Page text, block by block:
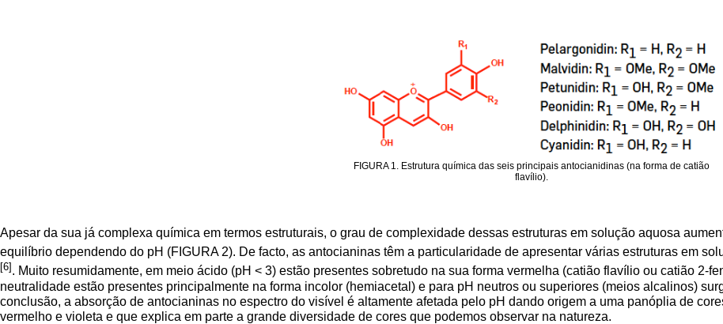
FIGURA 1. Estrutura química das seis principais antocianidinas (na forma de catião
flavílio).
Apesar da sua já complexa química em termos estruturais, o grau de complexidade dessas estruturas em solução aquosa
equilíbrio dependendo do pH (FIGURA 2). De facto, as antocianinas têm a particularidade de apresentar várias estruturas em
[6] . Muito resumidamente, em meio ácido (pH < 3) estão presentes sobretudo na sua forma vermelha (catião flavílio ou catião 2-
neutralidade estão presentes principalmente na forma incolor (hemiacetal) e para pH neutros ou superiores (meios alcalinos)
conclusão, a absorção de antocianinas no espectro do visível é altamente afetada pelo pH dando origem a uma panóplia de
vermelho e violeta e que explica em parte a grande diversidade de cores que podemos observar na natureza.